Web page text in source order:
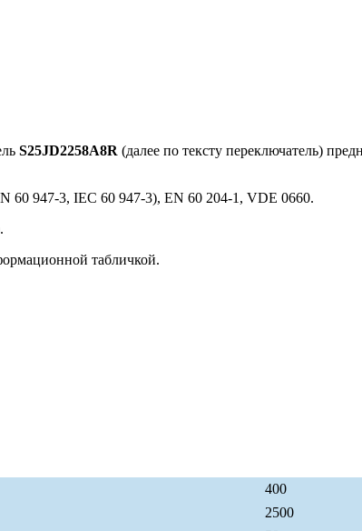
S25JD2258A8R (далее по тексту переключатель)
60 947-3, IEC 60 947-3), EN 60 204-1, VDE 0660.
табличкой.
400
2500